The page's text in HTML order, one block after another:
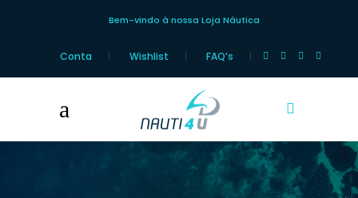
Bem-vindo à nossa Loja Náutica
Conta Wishlist FAQ’s